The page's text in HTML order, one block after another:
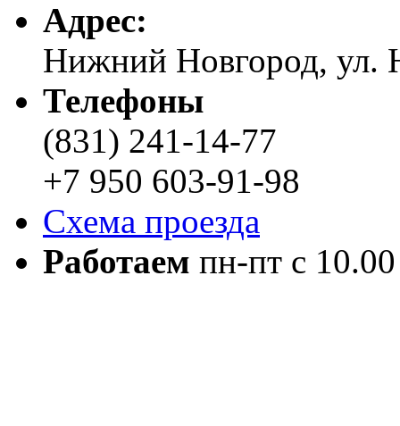
Адреc:
Нижний Новгород, ул.
Телефоны
(831) 241-14-77
+7 950 603-91-98
Схема проезда
Работаем пн-пт с